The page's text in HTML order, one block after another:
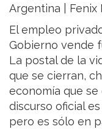
Argentina |
El empleo
Gobierno vende
La postal de la
que se cierran,
economía que
discurso oficial
pero es sólo en